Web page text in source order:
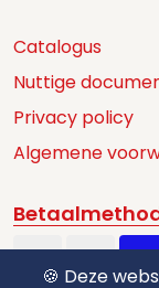
Catalogus
Nuttige
Privacy policy
Algemene
🍪 Deze